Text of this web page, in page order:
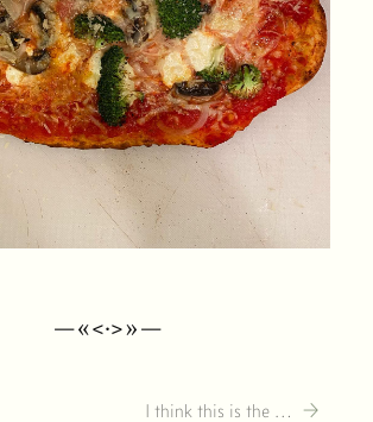
—«<·>»—
I think this is the … →